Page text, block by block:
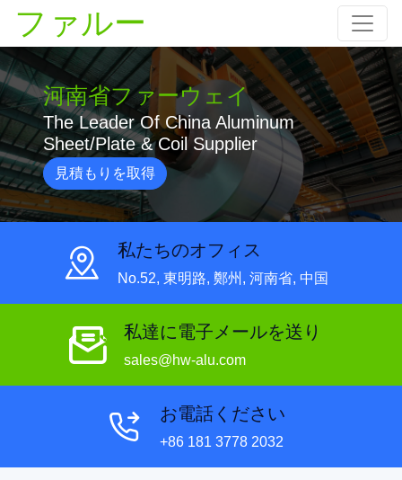
ファルー
河南省ファーウェイ
The Leader Of China Aluminum
Sheet/Plate & Coil Supplier
見積もりを取得
私たちのオフィス
No.52, 東明路, 鄭州, 河南省, 中国
私達に電子メールを送り
sales@hw-alu.com
お電話ください
+86 181 3778 2032